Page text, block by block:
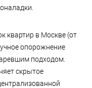
квартир в Москве (от
опорожнение
подходом.
скрытое